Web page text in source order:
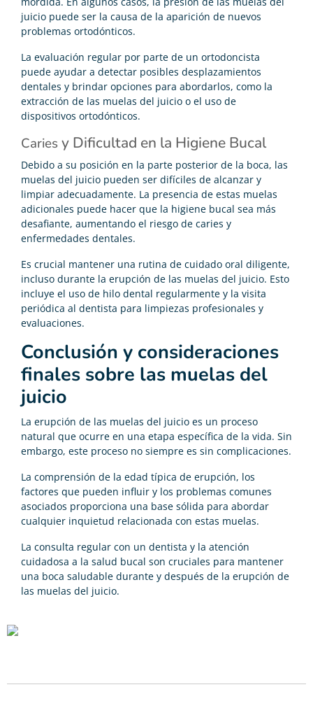
juicio puede ser la causa de la aparición de nuevos
problemas ortodónticos.
La evaluación regular por parte de un ortodoncista
puede ayudar a detectar posibles desplazamientos
dentales y brindar opciones para abordarlos, como la
extracción de las muelas del juicio o el uso de
dispositivos ortodónticos.
Cariesy Dificultad en la Higiene Bucal
Debido a su posición en la parte posterior de la boca, las
muelas del juicio pueden ser difíciles de alcanzar y
limpiar adecuadamente. La presencia de estas muelas
adicionales puede hacer que la higiene bucal sea más
desafiante, aumentando el riesgo de caries y
enfermedades dentales.
Es crucial mantener una rutina de cuidado oral diligente,
incluso durante la erupción de las muelas del juicio. Esto
incluye el uso de hilo dental regularmente y la visita
periódica al dentista para limpiezas profesionales y
evaluaciones.
Conclusión y consideraciones
finales sobre las muelas del
juicio
La erupción de las muelas del juicio es un proceso
natural que ocurre en una etapa específica de la vida. Sin
embargo, este proceso no siempre es sin complicaciones.
La comprensión de la edad típica de erupción, los
factores que pueden influir y los problemas comunes
asociados proporciona una base sólida para abordar
cualquier inquietud relacionada con estas muelas.
La consulta regular con un dentista y la atención
cuidadosa a la salud bucal son cruciales para mantener
una boca saludable durante y después de la erupción de
las muelas del juicio.